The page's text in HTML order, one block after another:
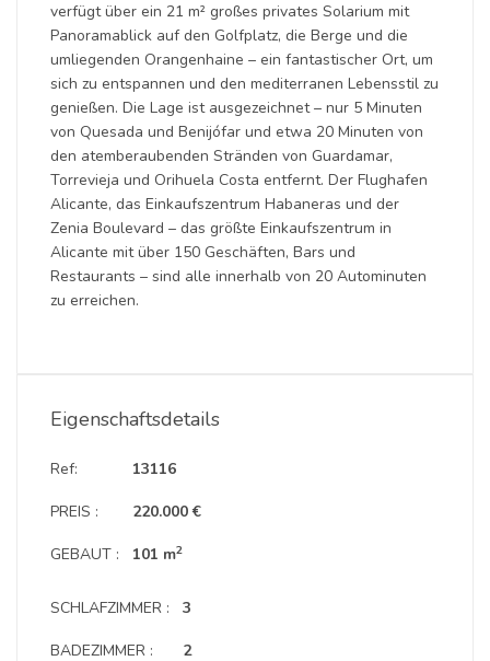
verfügt über ein 21 m² großes privates Solarium mit
Panoramablick auf den Golfplatz, die Berge und die
umliegenden Orangenhaine – ein fantastischer Ort, um
sich zu entspannen und den mediterranen Lebensstil zu
genießen. Die Lage ist ausgezeichnet – nur 5 Minuten
von Quesada und Benijófar und etwa 20 Minuten von
den atemberaubenden Stränden von Guardamar,
Torrevieja und Orihuela Costa entfernt. Der Flughafen
Alicante, das Einkaufszentrum Habaneras und der
Zenia Boulevard – das größte Einkaufszentrum in
Alicante mit über 150 Geschäften, Bars und
Restaurants – sind alle innerhalb von 20 Autominuten
zu erreichen.
Eigenschaftsdetails
Ref:
PREIS :
GEBAUT :
13116
220.000 €
101 m2
SCHLAFZIMMER :
BADEZIMMER :
3
2